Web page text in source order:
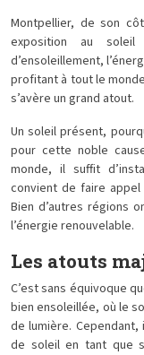
Montpellier, de son
exposition au
d’ensoleillement,
profitant à tout le
s’avère un grand atout.
Un soleil présent,
pour cette noble
monde, il suffit
convient de faire
Bien d’autres régions
l’énergie renouvelable.
Les atouts
C’est sans équivoque
bien ensoleillée, où le
de lumière.
de soleil en tant que